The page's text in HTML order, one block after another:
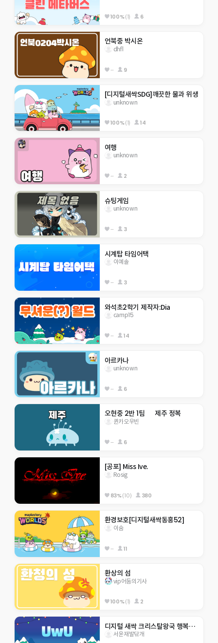
100%(1) 6
언북중 박시온
dhfl
-- 9
[디지털새싹SDG]깨끗한 물과 위생
unknown
100%(1) 14
여행
unknown
-- 2
슈팅게임
unknown
-- 3
시계탑 타임어택
이예솔
-- 3
와석초2학기 제작자:Dia
camp15
-- 14
아르카나
unknown
-- 6
오현중 2반 1팀      제주 정복
퀸카오우빈
-- 6
[공포] Miss Ive.
Rosig
83%(10) 380
환경보호[디지털새싹동홍52]
이숨
-- 11
환상의 섬
vip어둠의기사
100%(1) 2
디지털 새싹 크리스탈왕국 행복초 5-8 응애~~
서윤재발닦개